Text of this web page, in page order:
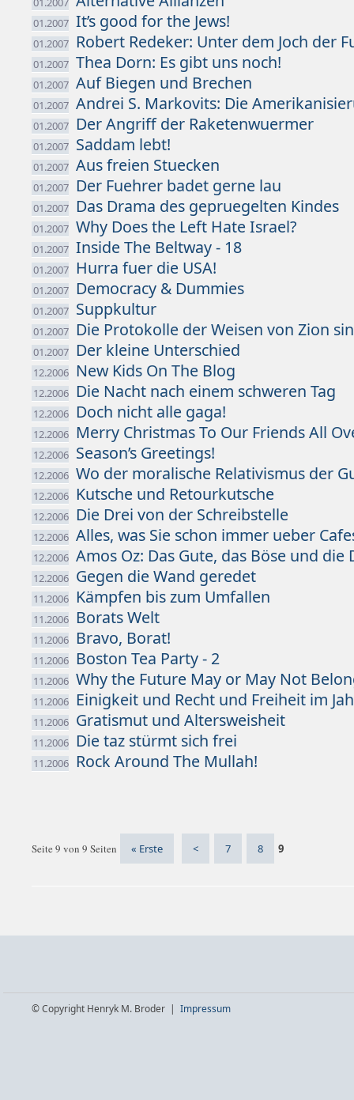
01.2007 It’s good for the Jews!
01.2007 Robert Redeker: Unter dem Joch der
01.2007 Thea Dorn: Es gibt uns noch!
01.2007 Auf Biegen und Brechen
01.2007 Andrei S. Markovits: Die
01.2007 Der Angriff der Raketenwuermer
01.2007 Saddam lebt!
01.2007 Aus freien Stuecken
01.2007 Der Fuehrer badet gerne lau
01.2007 Das Drama des gepruegelten Kindes
01.2007 Why Does the Left Hate Israel?
01.2007 Inside The Beltway - 18
01.2007 Hurra fuer die USA!
01.2007 Democracy & Dummies
01.2007 Suppkultur
01.2007 Die Protokolle der Weisen von Zion
01.2007 Der kleine Unterschied
12.2006 New Kids On The Blog
12.2006 Die Nacht nach einem schweren Tag
12.2006 Doch nicht alle gaga!
12.2006 Merry Christmas To Our Friends All
12.2006 Season’s Greetings!
12.2006 Wo der moralische Relativismus der
12.2006 Kutsche und Retourkutsche
12.2006 Die Drei von der Schreibstelle
12.2006 Alles, was Sie schon immer ueber
12.2006 Amos Oz: Das Gute, das Böse und die
12.2006 Gegen die Wand geredet
11.2006 Kämpfen bis zum Umfallen
11.2006 Borats Welt
11.2006 Bravo, Borat!
11.2006 Boston Tea Party - 2
11.2006 Why the Future May or May Not
11.2006 Einigkeit und Recht und Freiheit im
11.2006 Gratismut und Altersweisheit
11.2006 Die taz stürmt sich frei
11.2006 Rock Around The Mullah!
Seite 9 von 9 Seiten « Erste < 7 8 9
© Copyright Henryk M. Broder | Impressum